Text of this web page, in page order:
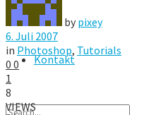
FAQ
Kontakt
by pixey
6. Juli 2007
in Photoshop, Tutorials
0 0
1
8
VIEWS